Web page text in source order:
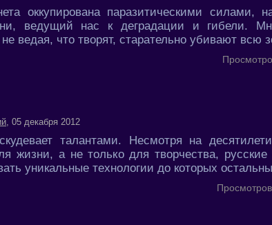
оккупирована паразитическими силами,
ведущий нас к деградации и гибели.
не ведая, что творят, старательно убивают
, 05 декабря 2012
талантами. Несмотря на
жизни, а не только для творчества,
уникальные технологии до которых